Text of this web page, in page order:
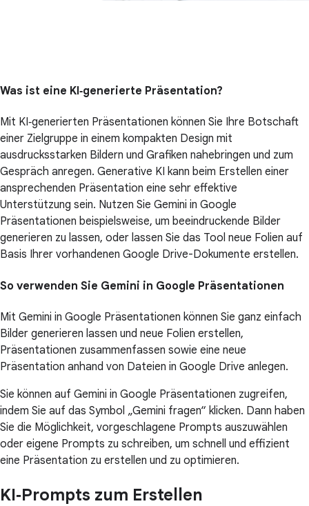
Was ist eine KI‑generierte Präsentation?
Mit KI‑generierten Präsentationen können Sie Ihre Botschaft
einer Zielgruppe in einem kompakten Design mit
ausdrucksstarken Bildern und Grafiken nahebringen und zum
Gespräch anregen. Generative KI kann beim Erstellen einer
ansprechenden Präsentation eine sehr effektive
Unterstützung sein. Nutzen Sie Gemini in Google
Präsentationen beispielsweise, um beeindruckende Bilder
generieren zu lassen, oder lassen Sie das Tool neue Folien auf
Basis Ihrer vorhandenen Google Drive-Dokumente erstellen.
So verwenden Sie Gemini in Google Präsentationen
Mit Gemini in Google Präsentationen können Sie ganz einfach
Bilder generieren lassen und neue Folien erstellen,
Präsentationen zusammenfassen sowie eine neue
Präsentation anhand von Dateien in Google Drive anlegen.
Sie können auf Gemini in Google Präsentationen zugreifen,
indem Sie auf das Symbol „Gemini fragen“ klicken. Dann haben
Sie die Möglichkeit, vorgeschlagene Prompts auszuwählen
oder eigene Prompts zu schreiben, um schnell und effizient
eine Präsentation zu erstellen und zu optimieren.
KI‑Prompts zum Erstellen